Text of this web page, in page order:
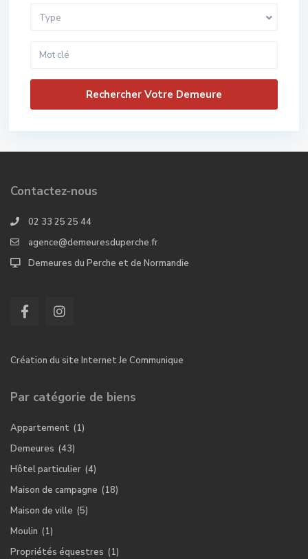
Type
Contactez-nous
02 33 25 25 44
agence@demeuresduperche.fr
Demeures du Perche et de Normandie
Création du site Internet Je Communique
Par catégorie de biens
Appartement (1)
Demeures (43)
Hôtel particulier (4)
Maison de campagne (18)
Maison de ville (5)
Moulin (1)
Propriétés équestres (1)